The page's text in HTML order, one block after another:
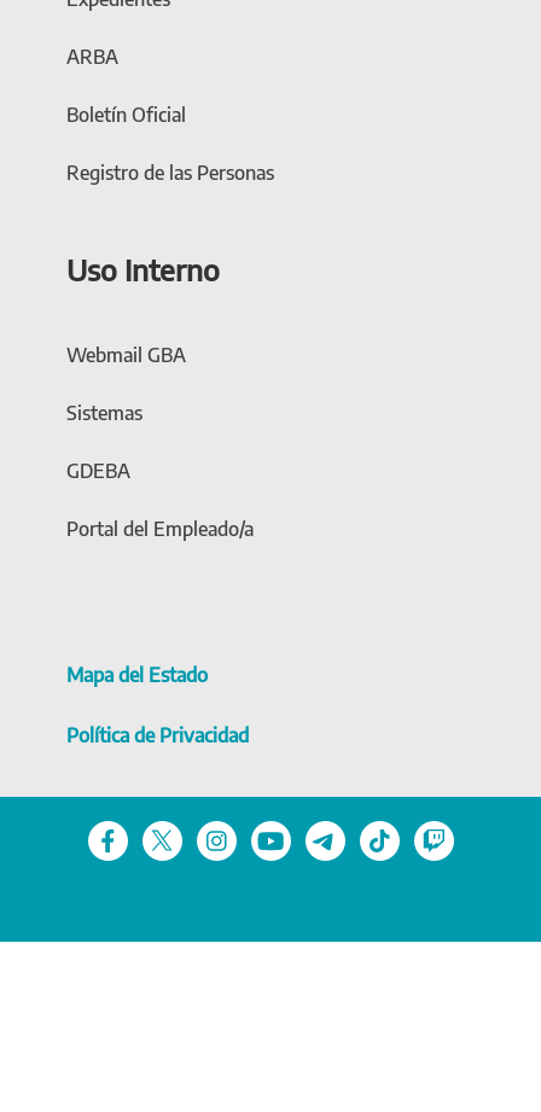
ARBA
Boletín Oficial
Registro de las Personas
Uso Interno
Webmail GBA
Sistemas
GDEBA
Portal del Empleado/a
Mapa del Estado
Política de Privacidad